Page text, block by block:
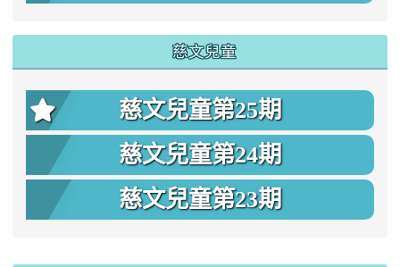
慈文兒童
慈文兒童第25期
慈文兒童第24期
慈文兒童第23期